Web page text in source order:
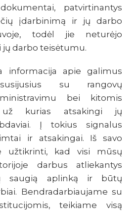
patvirtinantys
įdarbinimą ir jų darbo
todėl jie neturėjo
darbo teisėtumu.
informacija apie galimus
su rangovų
bei kitomis
už kurias atsakingi jų
Į tokius signalus
ir atsakingai. Iš savo
užtikrinti, kad visi mūsų
darbus atliekantys
saugią aplinką ir būtų
Bendradarbiaujame su
teikiame visą